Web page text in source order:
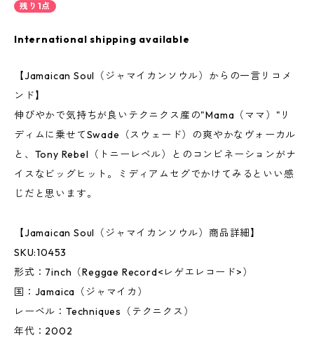
残り1点
International shipping available
【Jamaican Soul（ジャマイカンソウル）からの一言リコメ
ンド】
伸びやかで気持ちが良いテクニクス産の"Mama（ママ）"リ
ディムに乗せてSwade（スウェード）の爽やかなヴォーカル
と、Tony Rebel（トニーレベル）とのコンビネーションがナ
イスなビッグヒット。ミディアムセグでかけてみるといい感
じだと思います。
【Jamaican Soul（ジャマイカンソウル）商品詳細】
SKU:10453
形式：7inch（Reggae Record<レゲエレコード>）
国：Jamaica（ジャマイカ）
レーベル：Techniques（テクニクス）
年代：2002